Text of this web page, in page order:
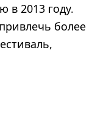
в 2013 году.
более